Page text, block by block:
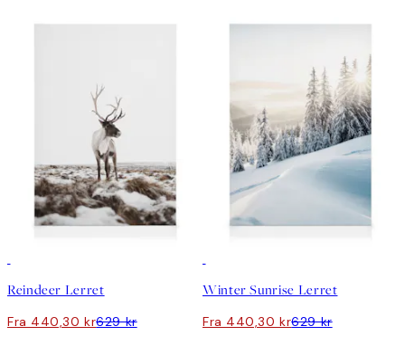
Reindeer Lerret
Fra 440,30 kr629 kr
Winter Sunrise Lerret
Fra 440,30 kr629 kr